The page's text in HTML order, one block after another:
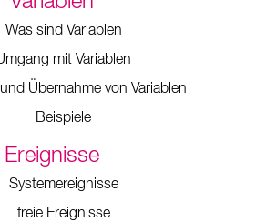
Was sind Variablen
mit Variablen
Übernahme von Variablen
Beispiele
Ereignisse
Systemereignisse
freie Ereignisse